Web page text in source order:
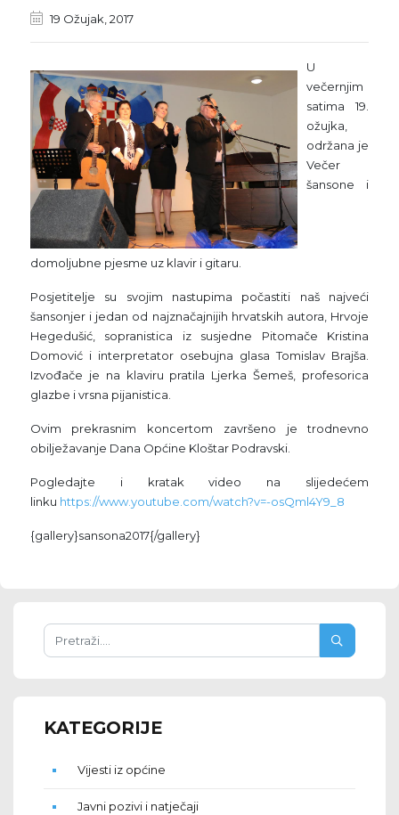
19 Ožujak, 2017
U
večernjim
satima 19.
ožujka,
održana je
Večer
šansone i
domoljubne pjesme uz klavir i gitaru.
Posjetitelje su svojim nastupima počastiti naš najveći
šansonjer i jedan od najznačajnijih hrvatskih autora, Hrvoje
Hegedušić, sopranistica iz susjedne Pitomače Kristina
Domović i interpretator osebujna glasa Tomislav Brajša.
Izvođače je na klaviru pratila Ljerka Šemeš, profesorica
glazbe i vrsna pijanistica.
Ovim prekrasnim koncertom završeno je trodnevno
obilježavanje Dana Općine Kloštar Podravski.
Pogledajte i kratak video na slijedećem
linku https://www.youtube.com/watch?v=-osQml4Y9_8
{gallery}sansona2017{/gallery}
KATEGORIJE
Vijesti iz općine
Javni pozivi i natječaji